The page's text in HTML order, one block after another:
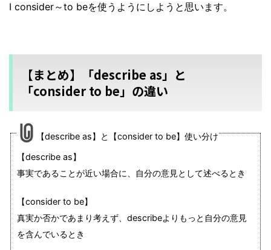
I consider～to beを使うようにしようと思います。
【まとめ】「describe as」と
「consider to be」の違い
【describe as】と【consider to be】使い分け
【describe as】
事実であることが近い場合に、自分の意見として述べるとき
【consider to be】
真実か否かであまり考えず、describeよりもっと自分の意見
を含んでいるとき